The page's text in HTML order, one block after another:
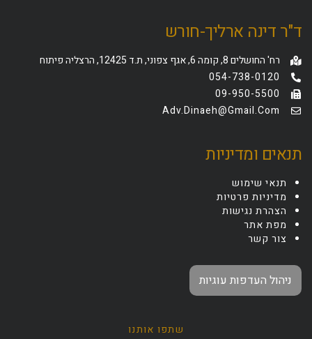
ד"ר דינה ארליך-חורש
רח' החושלים 8, קומה 6, אגף צפוני, ת.ד 12425, הרצליה פיתוח
054-738-0120
09-950-5500
Adv.dinaeh@gmail.com
תנאים ומדיניות
תנאי שימוש
מדיניות פרטיות
הצהרת נגישות
מפת אתר
צור קשר
ניהול העדפות עוגיות
שתפו אותנו